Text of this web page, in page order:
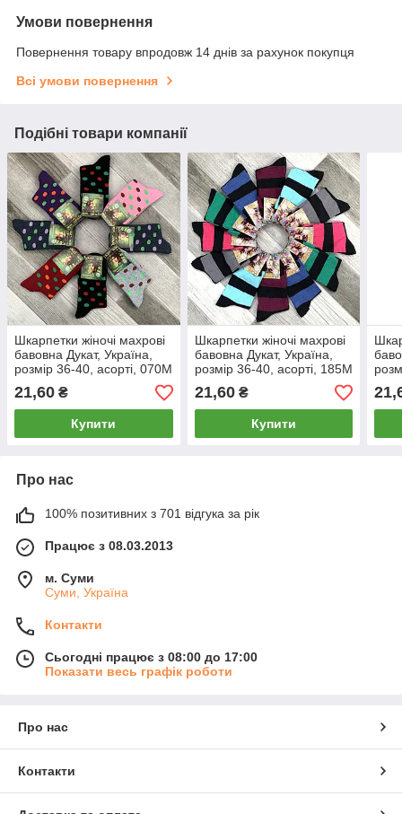
Умови повернення
Повернення товару впродовж 14 днів за рахунок покупця
Всі умови повернення
Подібні товари компанії
Шкарпетки жіночі махрові
бавовна Дукат, Україна,
розмір 36-40, асорті, 070М
21,60 ₴
Купити
Шкарпетки жіночі махрові
бавовна Дукат, Україна,
розмір 36-40, асорті, 185М
21,60₴
Купити
Про нас
100% позитивних з 701 відгука за рік
Працює з 08.03.2013
м. Суми
Суми, Україна
Контакти
Сьогодні працює з 08:00 до 17:00
Показати весь графік роботи
Про нас
Контакти